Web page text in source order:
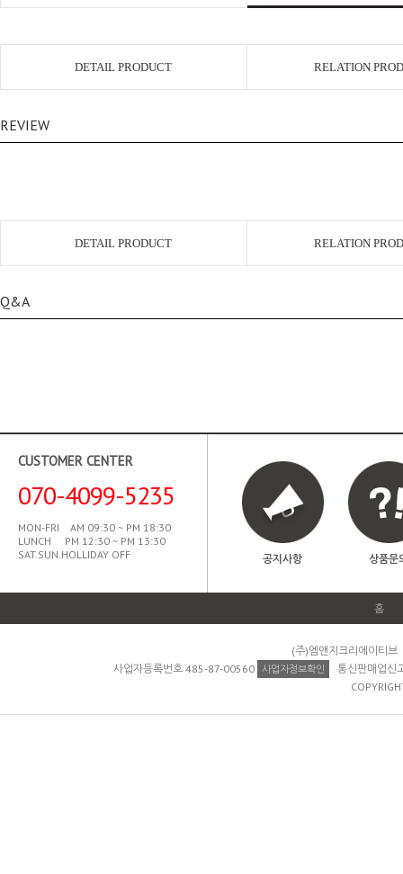
DETAIL PRODUCT RELATION
REVIEW
DETAIL PRODUCT RELATION
Q&A
CUSTOMER CENTER
070-4099-5235
MON-FRI AM 09:30 ~ PM 18:30
LUNCH PM 12:30 ~ PM 13:30
SAT.SUN.HOLLIDAY OFF
공지사항 상품문
홈
(주)엠앤지크리에이티
사업자등록번호 485-87-00560 사업자정보확인
통신판매업